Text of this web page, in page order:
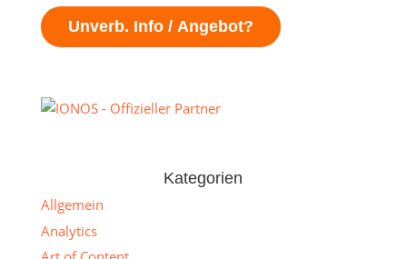
Unverb. Info / Angebot?
Kategorien
Allgemein
Analytics